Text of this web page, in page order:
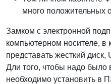
много положительных
Замком с электронной
компьютерном носителе, в
представать жесткий
Дли того, чтобы надо было
необходимо установить в